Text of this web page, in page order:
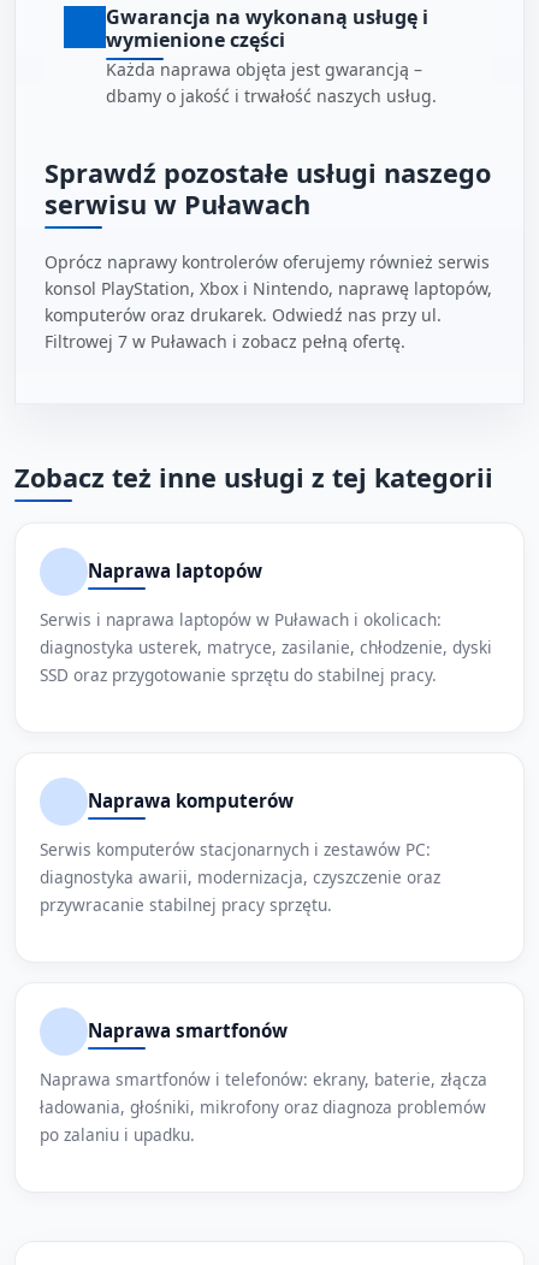
Gwarancja na wykonaną usługę i
wymienione części
Każda naprawa objęta jest gwarancją –
dbamy o jakość i trwałość naszych usług.
Sprawdź pozostałe usługi naszego
serwisu w Puławach
Oprócz naprawy kontrolerów oferujemy również serwis
konsol PlayStation, Xbox i Nintendo, naprawę laptopów,
komputerów oraz drukarek. Odwiedź nas przy ul.
Filtrowej 7 w Puławach i zobacz pełną ofertę.
Zobacz też inne usługi z tej kategorii
Naprawa laptopów
Serwis i naprawa laptopów w Puławach i okolicach:
diagnostyka usterek, matryce, zasilanie, chłodzenie, dyski
SSD oraz przygotowanie sprzętu do stabilnej pracy.
Naprawa komputerów
Serwis komputerów stacjonarnych i zestawów PC:
diagnostyka awarii, modernizacja, czyszczenie oraz
przywracanie stabilnej pracy sprzętu.
Naprawa smartfonów
Naprawa smartfonów i telefonów: ekrany, baterie, złącza
ładowania, głośniki, mikrofony oraz diagnoza problemów
po zalaniu i upadku.